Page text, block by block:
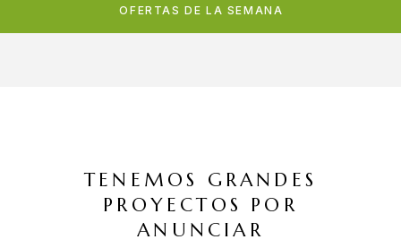
OFERTAS DE LA SEMANA
TENEMOS GRANDES
PROYECTOS POR
ANUNCIAR